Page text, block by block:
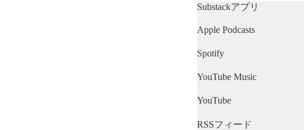
Substackアプリ
Apple Podcasts
Spotify
YouTube Music
YouTube
RSSフィード